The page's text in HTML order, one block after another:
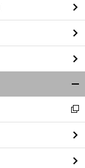
閉
る
新
し
い
ウ
ィ